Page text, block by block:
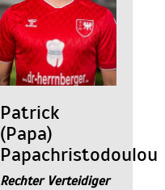
Patrick
(Papa)
Papachristodoulou
Rechter Verteidiger